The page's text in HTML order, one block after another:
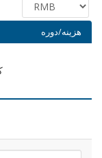
هزینه/دوره